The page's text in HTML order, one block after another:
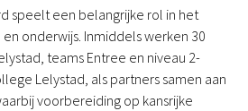
speelt een belangrijke rol in het
onderwijs. Inmiddels werken 30
teams Entree en niveau 2-
Lelystad, als partners samen aan
voorbereiding op kansrijke